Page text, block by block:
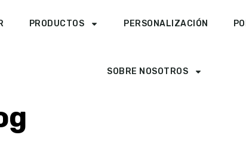
PRODUCTOS PERSONALIZACIÓN
SOBRE NOSOTROS